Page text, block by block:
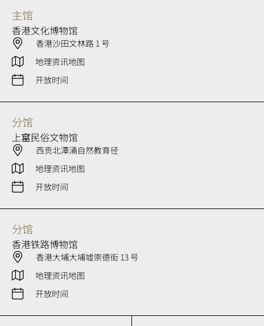
主馆
香港文化博物馆
香港沙田文林路 1 号
地理资讯地图
开放时间
分馆
上窰民俗文物馆
西贡北潭涌自然教育径
地理资讯地图
开放时间
分馆
香港铁路博物馆
香港大埔大埔墟崇德街 13 号
地理资讯地图
开放时间